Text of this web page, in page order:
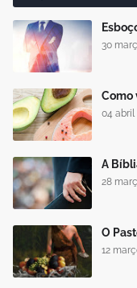
30
Como
04 abril
A
28
O
12